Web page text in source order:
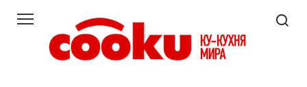
контенту